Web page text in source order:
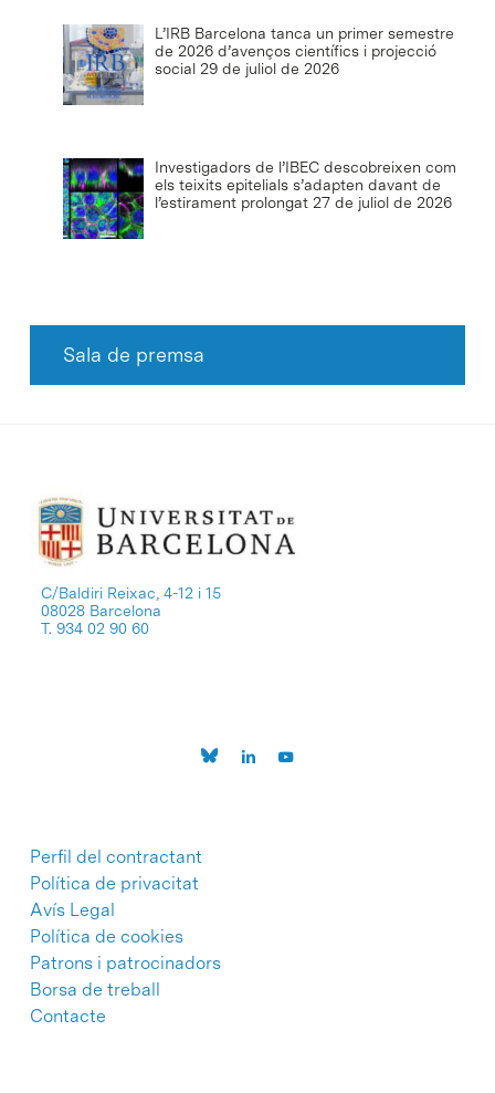
L’IRB Barcelona tanca un primer semestre
de 2026 d’avenços científics i projecció
social 29 de juliol de 2026
Investigadors de l’IBEC descobreixen com
els teixits epitelials s’adapten davant de
l’estirament prolongat 27 de juliol de 2026
Sala de premsa
C/Baldiri Reixac, 4-12 i 15
08028 Barcelona
T. 934 02 90 60
Perfil del contractant
Política de privacitat
Avís Legal
Política de cookies
Patrons i patrocinadors
Borsa de treball
Contacte